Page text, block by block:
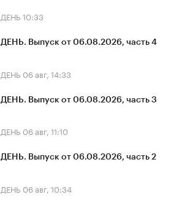
ДЕНЬ 10:33
ДЕНЬ. Выпуск от 06.08.2026, часть 4
ДЕНЬ 06 авг, 14:33
ДЕНЬ. Выпуск от 06.08.2026, часть 3
ДЕНЬ 06 авг, 11:10
ДЕНЬ. Выпуск от 06.08.2026, часть 2
ДЕНЬ 06 авг, 10:34